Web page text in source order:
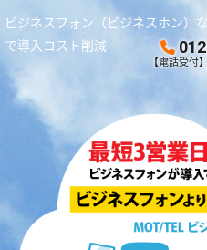
ビジネスフォン（ビジネスホン）
で導入コスト削減
【電話受付